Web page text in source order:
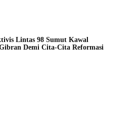
Lintas 98 Sumut Kawal
Demi Cita-Cita Reformasi